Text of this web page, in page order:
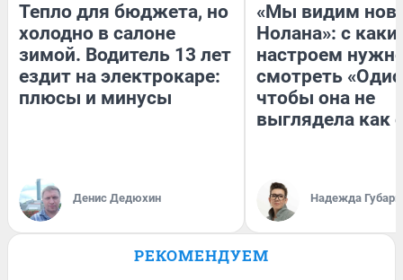
Тепло для бюджета, но
холодно в салоне
зимой. Водитель 13 лет
ездит на электрокаре:
плюсы и минусы
Денис Дедюхин
«Мы видим
Нолана»: с
настроем
смотреть
чтобы она не
выглядела как
Надежда Губарь
РЕКОМЕНДУЕМ